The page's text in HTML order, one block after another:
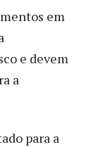
em
e devem
a
para a